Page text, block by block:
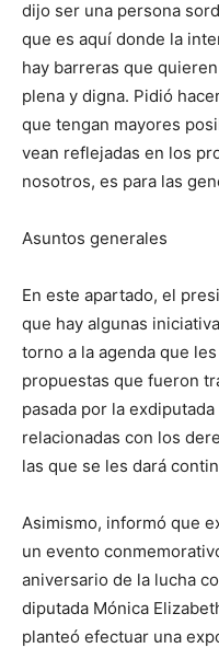
dijo ser una persona
que es aquí donde la
hay barreras que
plena y digna. Pidió
que tengan mayores
vean reflejadas en los
nosotros, es para las
Asuntos generales
En este apartado, el
que hay algunas
torno a la agenda que
propuestas que fueron
pasada por la
relacionadas con los
las que se les dará
Asimismo, informó que
un evento
aniversario de la lucha
diputada Mónica
planteó efectuar una